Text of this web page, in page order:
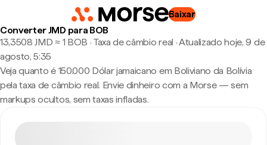
Baixar
Converter JMD para BOB
13,3508 JMD ≈ 1 BOB · Taxa de câmbio real ·Atualizado hoje, 9 de
agosto, 5:35
Veja quanto é 150.000 Dólar jamaicano em Boliviano da Bolívia
pela taxa de câmbio real. Envie dinheiro com a Morse — sem
markups ocultos, sem taxas infladas.